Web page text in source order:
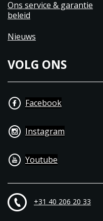
Ons service & garantie
beleid
Nieuws
VOLG ONS
Facebook
Instagram
Youtube
+31 40 206 20 33